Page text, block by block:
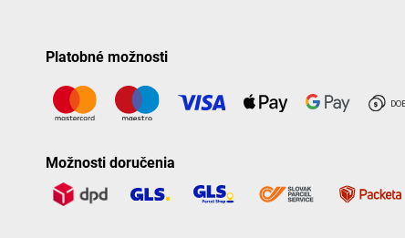
Platobné možnosti
Možnosti doručenia